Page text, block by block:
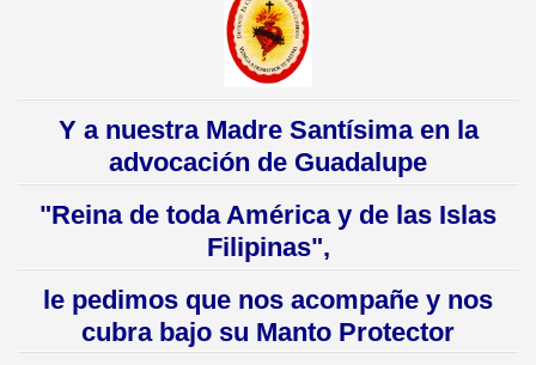
Y a nuestra Madre Santísima en la
advocación de Guadalupe
"Reina de toda América y de las Islas
Filipinas",
le pedimos que nos acompañe y nos
cubra bajo su Manto Protector